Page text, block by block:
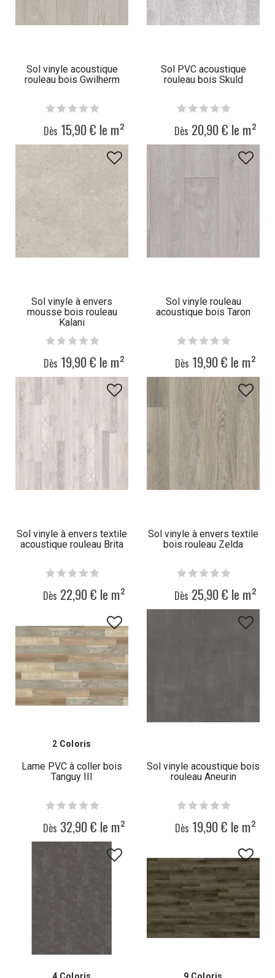
Sol vinyle acoustique
rouleau bois Gwilherm
Dès 15,90 € le m²
Sol PVC acoustique
rouleau bois Skuld
Dès 20,90 € le m²
Sol vinyle à envers
mousse bois rouleau
Kalani
Dès 19,90 € le m²
Sol vinyle rouleau
acoustique bois Taron
Dès 19,90 € le m²
Sol vinyle à envers textile
acoustique rouleau Brita
Dès 22,90 € le m²
Sol vinyle à envers textile
bois rouleau Zelda
Dès 25,90 € le m²
2 Coloris
Lame PVC à coller bois
Tanguy III
Dès 32,90 € le m²
Sol vinyle acoustique bois
rouleau Aneurin
Dès 19,90 € le m²
4 Coloris 9 Coloris